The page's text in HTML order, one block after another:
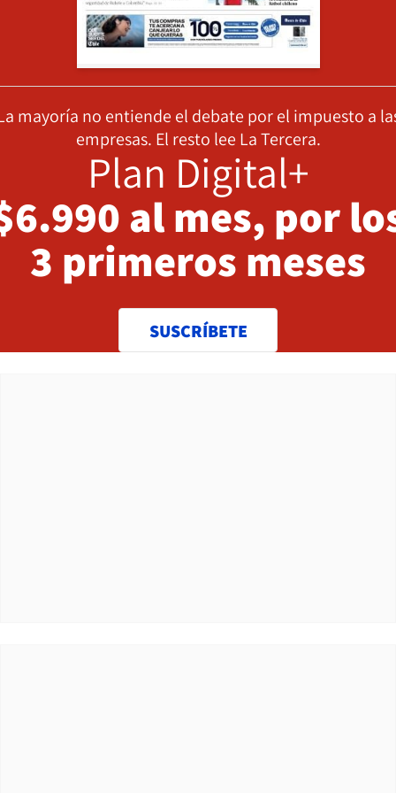
mayoría no entiende el debate por el impuesto a
empresas. El resto lee La Tercera.
Plan Digital+
al mes, por
3 primeros meses
SUSCRÍBETE